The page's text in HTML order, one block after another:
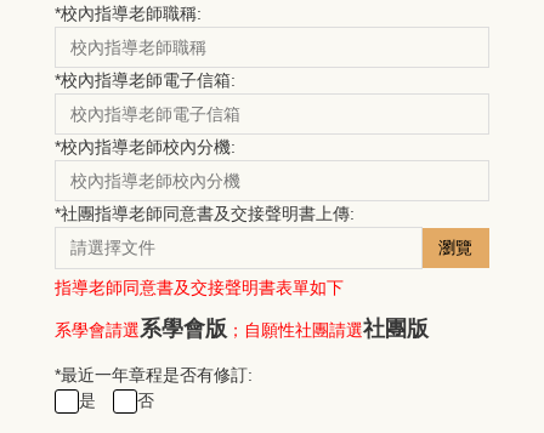
*校內指導老師職稱:
*校內指導老師電子信箱:
*校內指導老師校內分機:
*社團指導老師同意書及交接聲明書上傳:
瀏覽
指導老師同意書及交接聲明書表單如下
系學會請選系學會版 ； 自願性社團請選社團版
*最近一年章程是否有修訂:
是
否